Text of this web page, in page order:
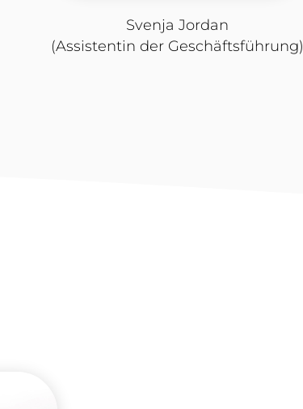
Svenja Jordan
(Assistentin der Geschäftsführung)